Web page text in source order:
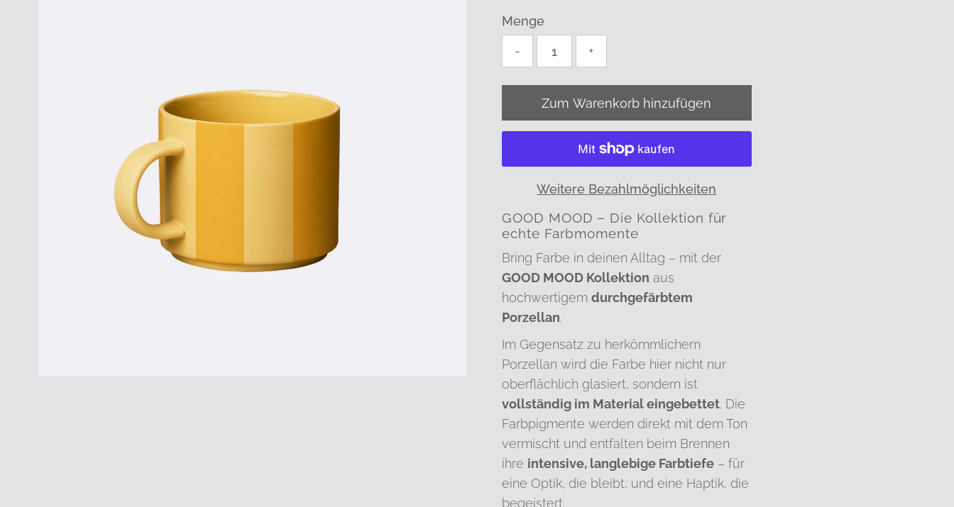
Menge
-
+
Weitere Bezahlmöglichkeiten
GOOD MOOD – Die Kollektion für
echte Farbmomente
Bring Farbe in deinen Alltag – mit der
GOOD MOOD Kollektion aus
hochwertigem durchgefärbtem
Porzellan.
Im Gegensatz zu herkömmlichem
Porzellan wird die Farbe hier nicht nur
oberflächlich glasiert, sondern ist
vollständig im Material eingebettet. Die
Farbpigmente werden direkt mit dem Ton
vermischt und entfalten beim Brennen
ihre intensive, langlebige Farbtiefe– für
eine Optik, die bleibt, und eine Haptik, die
begeistert.